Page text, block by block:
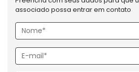
associado possa entrar em contato